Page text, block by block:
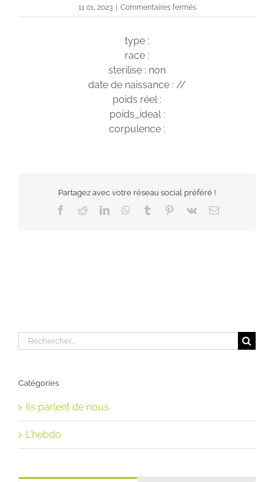
11 01, 2023 Commentaires ferméssur
Rocky
type :
race :
sterilise : non
date de naissance : //
poids réel :
poids_ideal :
corpulence :
Partagez avec votre réseau social préféré !
Facebook
RedditLinkedInWhatsApp
Tumblr Pinterest
Vk Email
Rechercher:
Catégories
Ils parlent de nous
L'hebdo